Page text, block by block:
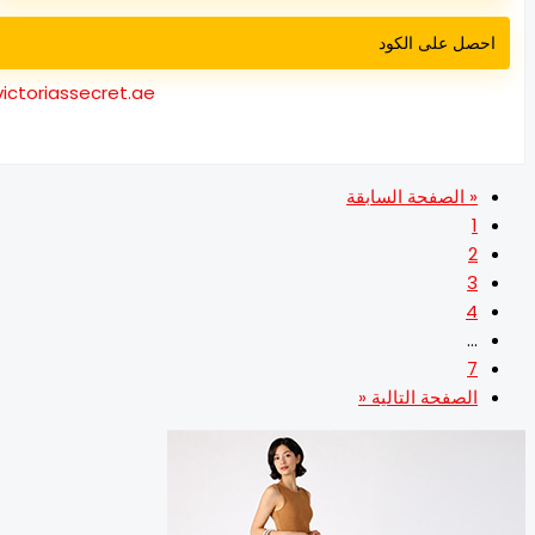
احصل على الكود
victoriassecret.ae
« الصفحة السابقة
الصفحة التالية «